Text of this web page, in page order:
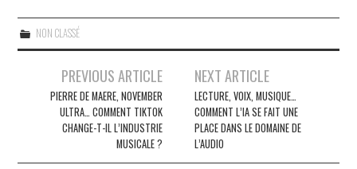
NON CLASSÉ
Navigation
articles
PREVIOUS ARTICLE
PIERRE DE MAERE, NOVEMBER
ULTRA… COMMENT TIKTOK
CHANGE-T-IL L’INDUSTRIE
MUSICALE ?
NEXT ARTICLE
LECTURE, VOIX, MUSIQUE…
COMMENT L’IA SE FAIT UNE
PLACE DANS LE DOMAINE DE
L’AUDIO